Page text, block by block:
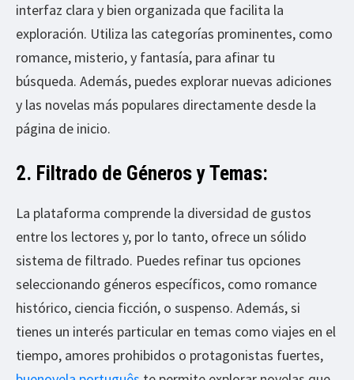
interfaz clara y bien organizada que facilita la
exploración. Utiliza las categorías prominentes, como
romance, misterio, y fantasía, para afinar tu
búsqueda. Además, puedes explorar nuevas adiciones
y las novelas más populares directamente desde la
página de inicio.
2. Filtrado de Géneros y Temas:
La plataforma comprende la diversidad de gustos
entre los lectores y, por lo tanto, ofrece un sólido
sistema de filtrado. Puedes refinar tus opciones
seleccionando géneros específicos, como romance
histórico, ciencia ficción, o suspenso. Además, si
tienes un interés particular en temas como viajes en el
tiempo, amores prohibidos o protagonistas fuertes,